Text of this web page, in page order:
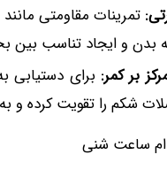
تمرینات مقاومتی
بدن و ایجاد تناسب
بر کمر: برای دستیابی
شکم را تقویت کرده و